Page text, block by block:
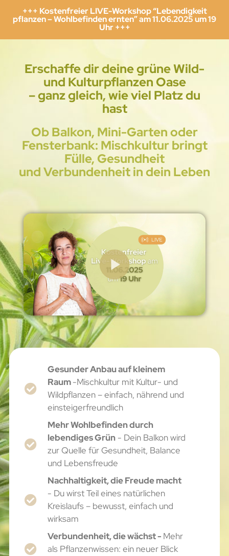
+++ Kostenfreier LIVE-Workshop “Lebendigkeit
pflanzen – Wohlbefinden ernten” am 11.06.2025 um 19
Uhr +++
Erschaffe dir deine grüne Wild-
und Kulturpflanzen Oase
– ganz gleich, wie viel Platz du
hast
Ob Balkon, Mini-Garten oder
Fensterbank: Mischkultur bringt
Fülle, Gesundheit
und Verbundenheit in dein Leben
Gesunder Anbau auf kleinem
Raum-Mischkultur mit Kultur- und
Wildpflanzen – einfach, nährend und
einsteigerfreundlich
Mehr Wohlbefinden durch
lebendiges Grün- Dein Balkon wird
zur Quelle für Gesundheit, Balance
und Lebensfreude
Nachhaltigkeit, die Freude macht
- Du wirst Teil eines natürlichen
Kreislaufs – bewusst, einfach und
wirksam
Verbundenheit, die wächst - Mehr
als Pflanzenwissen: ein neuer Blick